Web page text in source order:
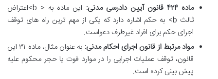
ماده ۴۲۴ قانون آیین دادرسی مدنی:
این ماده به < b>اعتراض
ثالث b> به حکم اشاره دارد که یکی از مهم ترین راه های توقف
اجرای حکم برای افراد غیرطرف دعواست.
مواد مرتبط از قانون اجرای احکام مدنی:
به عنوان مثال، ماده ۳۱ این
قانون، توقف عملیات اجرایی را در موارد فوت یا حجر محکوم علیه
پیش بینی کرده است.